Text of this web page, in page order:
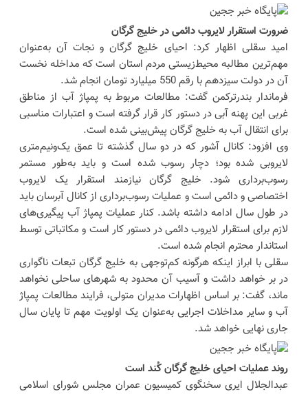
ضرورت استقرار لایروب دائمی در خلیج گرگان
امید سقلی اظهار کرد: احیای خلیج گرگان و نجات آن به‌عنوان
مهم‌ترین مطالبه محیط‌زیستی مردم استان است که مداخله نخست
آن در دولت سیزدهم با رقم 550 میلیارد تومان انجام شد.
فرماندار بندرترکمن گفت: مطالعات مربوط به پمپاژ آب از مناطق
غربی این پهنه آبی در دستور کار قرار گرفته است و اعتبارات مناسبی
برای انتقال آب به خلیج گرگان پیش‌بینی شده است.
وی افزود: کانال آشور که در دو سال گذشته تا عمق یک‌و‌نیم‌متری
لایروبی شده بود؛ دچار رسوب شده است و باید به‌طور مستمر
رسوب‌برداری شود. خلیج گرگان نیازمند استقرار یک لایروب
اختصاصی و دائمی است و عملیات رسوب‌برداری از کانال آبرسان باید
در طول سال ادامه داشته باشد. کنار عملیات پمپاژ آب پیگیری‌های
لازم برای استقرار لایروب دائمی در دستور کار است و مکاتباتی توسط
استاندار محترم انجام شده است.
سقلی با ابراز اینکه هرگونه کم‌توجهی به خلیج گرگان تبعات ناگواری
در بر خواهد داشت و آسیب آن محدود به شهرهای ساحلی نخواهد
ماند، گفت: بر اساس اظهارات مدیران متولی، فرایند مطالعات پمپاژ
آب و سایر مداخلات اجرایی به‌عنوان یک اولویت مهم تا پایان سال
جاری نهایی خواهد شد.
روند عملیات احیای خلیج گرگان کُند است
عبدالجلال ایری سخنگوی کمیسیون عمران مجلس شورای اسلامی